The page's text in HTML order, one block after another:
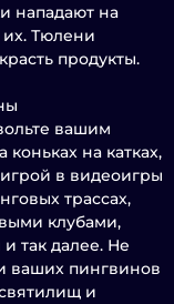
нападают на
Тюлени
продукты.
вашим
на катках,
в видеоигры
трассах,
клубами,
так далее. Не
ваших пингвинов
и